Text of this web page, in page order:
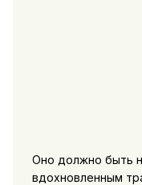
Оно должно быть
вдохновленным